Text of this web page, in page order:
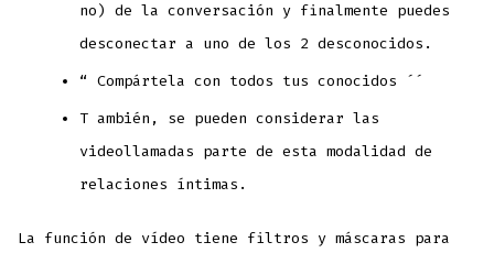
no) de la conversación y finalmente puedes
desconectar a uno de los 2 desconocidos.
“ Compártela con todos tus conocidos ´´
T ambién, se pueden considerar las
videollamadas parte de esta modalidad de
relaciones íntimas.
La función de vídeo tiene filtros y máscaras para